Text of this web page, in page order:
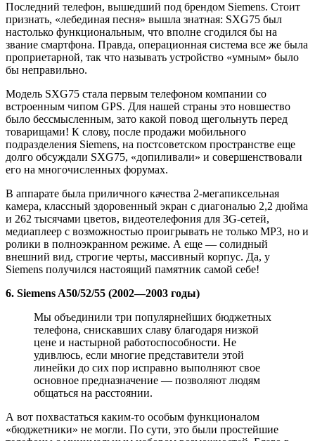
Последний телефон, вышедший под брендом Siemens. Стоит
признать, «лебединая песня» вышла знатная: SXG75 был
настолько функциональным, что вполне сгодился бы на
звание смартфона. Правда, операционная система все же была
проприетарной, так что называть устройство «умным» было
бы неправильно.
Модель SXG75 стала первым телефоном компании со
встроенным чипом GPS. Для нашей страны это новшество
было бессмысленным, зато какой повод щегольнуть перед
товарищами! К слову, после продажи мобильного
подразделения Siemens, на постсоветском пространстве еще
долго обсуждали SXG75, «допиливали» и совершенствовали
его на многочисленных форумах.
В аппарате была приличного качества 2-мегапиксельная
камера, классный здоровенный экран с диагональю 2,2 дюйма
и 262 тысячами цветов, видеотелефония для 3G-сетей,
медиаплеер с возможностью проигрывать не только MP3, но и
ролики в полноэкранном режиме. А еще — солидный
внешний вид, строгие черты, массивный корпус. Да, у
Siemens получился настоящий памятник самой себе!
6. Siemens A50/52/55 (2002—2003 годы)
Мы объединили три популярнейших бюджетных
телефона, снискавших славу благодаря низкой
цене и настырной работоспособности. Не
удивлюсь, если многие представители этой
линейки до сих пор исправно выполняют свое
основное предназначение — позволяют людям
общаться на расстоянии.
А вот похвастаться каким-то особым функционалом
«бюджетники» не могли. По сути, это были простейшие